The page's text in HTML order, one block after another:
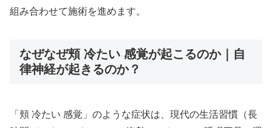
組み合わせて施術を進めます。
なぜなぜ頬 冷たい 感覚が起こるのか｜自
律神経が起きるのか？
「頬 冷たい 感覚」のような症状は、現代の生活習慣（長